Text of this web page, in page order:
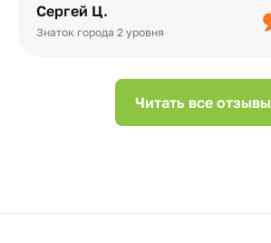
Сергей Ц.
Знаток города 2 уровня
Читать все отзывы